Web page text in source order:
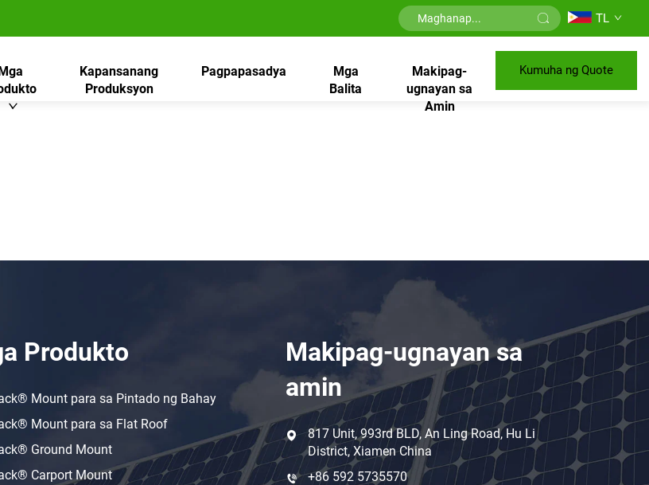
TL
Kapansanang
Produksyon
Pagpapasadya
Mga
Balita
Makipag-
ugnayan sa
Amin
Kumuha ng Quote
Produkto
Mount para sa Pintado ng Bahay
Mount para sa Flat Roof
Ground Mount
Carport Mount
Makipag-ugnayan sa
amin
817 Unit, 993rd BLD, An Ling Road, Hu Li
District, Xiamen China
+86 592 5735570